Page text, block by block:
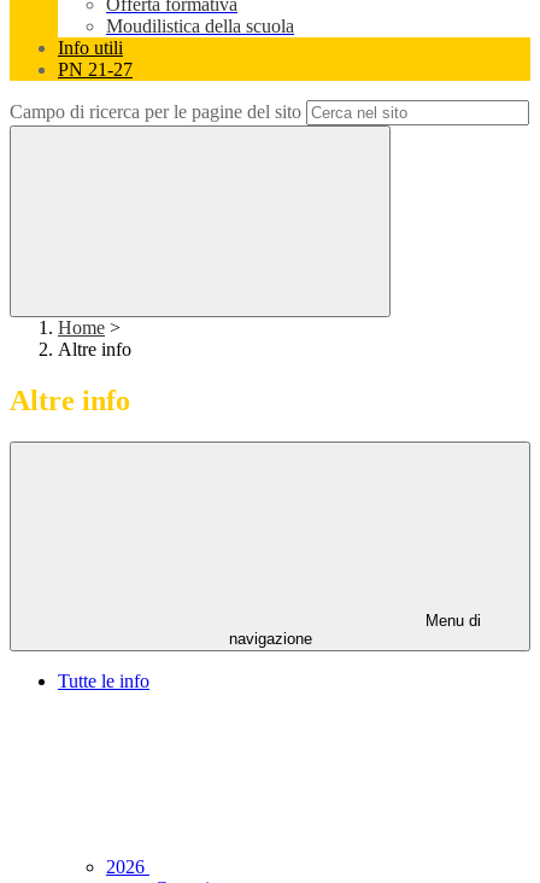
Offerta formativa
Moudilistica della scuola
Info utili
PN 21-27
Campo di ricerca per le pagine del sito
Home >
Altre info
Altre info
Menu di
navigazione
Tutte le info
2026